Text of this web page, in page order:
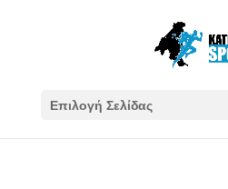
Επιλογή Σελίδας